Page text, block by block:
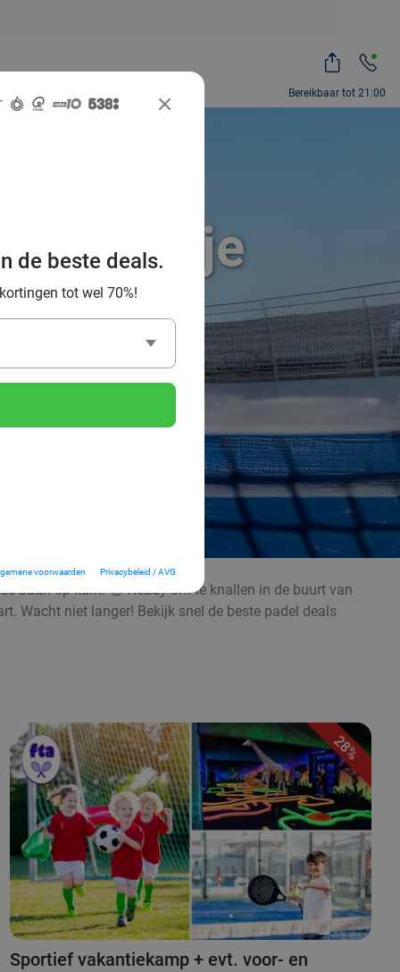
Bereikbaar tot 21:00
een potje
de beste deals.
tot wel 70%!
voorwaarden Privacybeleid / AVG
baan op kunt. 😉 Ready om te knallen in de buurt van
Wacht niet langer! Bekijk snel de beste padel deals
28%
Sportief vakantiekamp + evt. voor- en